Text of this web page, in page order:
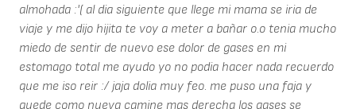
almohada :'( al dia siguiente que llege mi mama se iria de
viaje y me dijo hijita te voy a meter a bañar o.o tenia mucho
miedo de sentir de nuevo ese dolor de gases en mi
estomago total me ayudo yo no podia hacer nada recuerdo
que me iso reir :/ jaja dolia muy feo. me puso una faja y
quede como nueva camine mas derecha los gases se